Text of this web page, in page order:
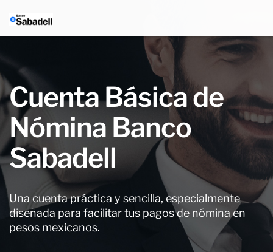
Cuenta Básica de
Nómina Banco
Sabadell
Una cuenta práctica y sencilla, especialmente
diseñada para facilitar tus pagos de nómina en
pesos mexicanos.